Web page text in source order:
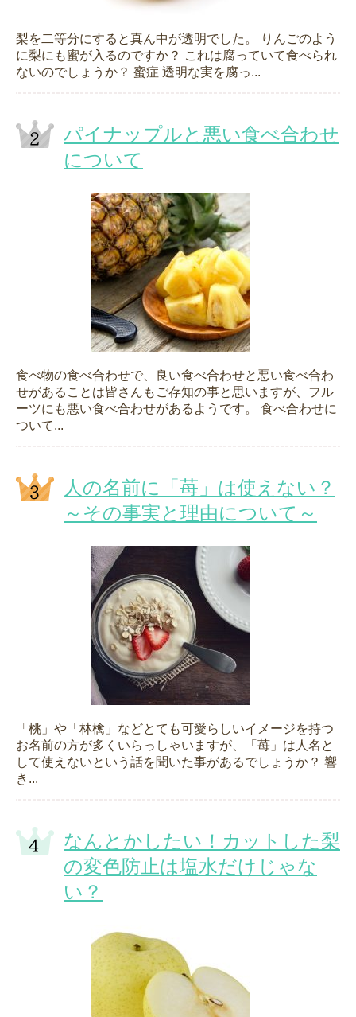
梨を二等分にすると真ん中が透明でした。 りんごのよう
に梨にも蜜が入るのですか？ これは腐っていて食べられ
ないのでしょうか？ 蜜症 透明な実を腐っ...
パイナップルと悪い食べ合わせ
について
食べ物の食べ合わせで、良い食べ合わせと悪い食べ合わ
せがあることは皆さんもご存知の事と思いますが、フル
ーツにも悪い食べ合わせがあるようです。 食べ合わせに
ついて...
人の名前に「苺」は使えない？
～その事実と理由について～
「桃」や「林檎」などとても可愛らしいイメージを持つ
お名前の方が多くいらっしゃいますが、「苺」は人名と
して使えないという話を聞いた事があるでしょうか？ 響
き...
なんとかしたい！カットした梨
の変色防止は塩水だけじゃな
い？